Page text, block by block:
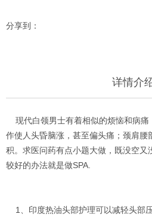
分享到：
详情介
现代白领男士有着相似的烦恼和病痛
作使人头昏脑涨，甚至偏头痛；颈肩腰
积。求医问药有点小题大做，既没空又
较好的办法就是做SPA.
1、印度热油头部护理可以减轻头部